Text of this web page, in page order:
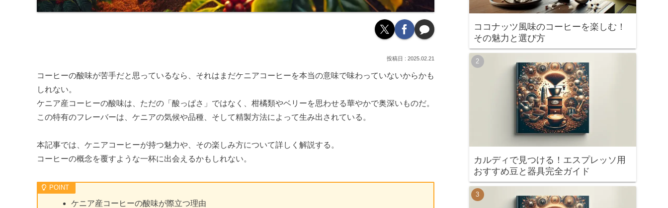
2025.02.21
コーヒーの酸味が苦手だと思っているなら、それはまだケニアコーヒーを本当の意味で味わっていないからかも
しれない。
ケニア産コーヒーの酸味は、ただの「酸っぱさ」ではなく、柑橘類やベリーを思わせる華やかで奥深いものだ。
この特有のフレーバーは、ケニアの気候や品種、そして精製方法によって生み出されている。
本記事では、ケニアコーヒーが持つ魅力や、その楽しみ方について詳しく解説する。
コーヒーの概念を覆すような一杯に出会えるかもしれない。
ケニア産コーヒーの酸味が際立つ理由
ココナッツ風味のコーヒーを楽しむ！
その魅力と選び方
カルディで見つける！エスプレッソ用
おすすめ豆と器具完全ガイド